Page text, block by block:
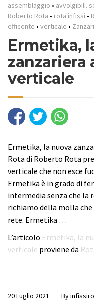
assemblaggio • avvolgibili.
Roberto Rota • rota infissi •
efficente • verticale •
Ermetika,
zanzariera
verticale
Ermetika, la nuova
Rota di Roberto Rota
verticale che non esce
Ermetika è in grado di
intermedia senza che la
richiamo della molla
rete. Ermetika …
L’articolo Ermetika, la
verticale proviene da
20 Luglio 2021 By